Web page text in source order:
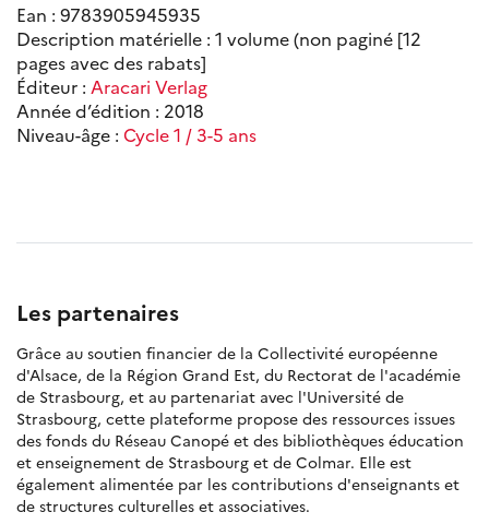
Ean : 9783905945935
Description matérielle : 1 volume (non paginé [12
pages avec des rabats]
Éditeur : Aracari Verlag
Année d’édition : 2018
Niveau-âge : Cycle 1 / 3-5 ans
Les partenaires
Grâce au soutien financier de la Collectivité européenne
d'Alsace, de la Région Grand Est, du Rectorat de l'académie
de Strasbourg, et au partenariat avec l'Université de
Strasbourg, cette plateforme propose des ressources issues
des fonds du Réseau Canopé et des bibliothèques éducation
et enseignement de Strasbourg et de Colmar. Elle est
également alimentée par les contributions d'enseignants et
de structures culturelles et associatives.